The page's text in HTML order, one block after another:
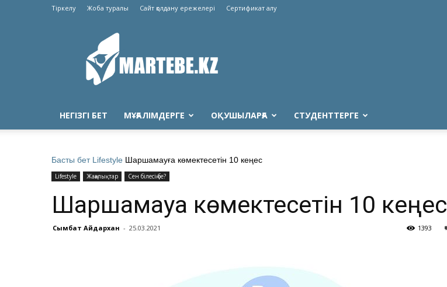
Тіркелу Жоба туралы Сайт қолдану ережелері Сертификат алу
Martebe.kz
білім
сайты
НЕГІЗГІ БЕТ МҰҒАЛІМДЕРГЕ ОҚУШЫЛАРҒА СТУДЕНТТЕРГЕ
Басты бет Lifestyle Шаршамауға көмектесетін 10 кеңес
Lifestyle Жаңалықтар Сен білесің бе?
Шаршамауға көмектесетін 10 кеңес
Сымбат Айдархан - 25.03.2021 1393